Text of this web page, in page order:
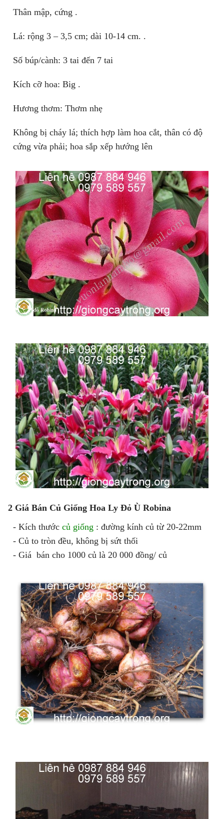
Thân mập, cứng .
Lá: rộng 3 – 3,5 cm; dài 10-14 cm. .
Số búp/cành: 3 tai đến 7 tai
Kích cỡ hoa: Big .
Hương thơm: Thơm nhẹ
Không bị cháy lá; thích hợp làm hoa cắt, thân có độ
cứng vừa phải; hoa sắp xếp hướng lên
2 Giá Bán Củ Giống Hoa Ly Đỏ Ù Robina
- Kích thước củ giống : đường kính củ từ 20-22mm
- Củ to tròn đều, không bị sứt thối
- Giá bán cho 1000 củ là 20 000 đồng/ củ